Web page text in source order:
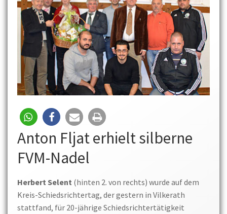
Anton Fljat erhielt silberne
FVM-Nadel
Herbert Selent (hinten 2. von rechts) wurde auf dem
Kreis-Schiedsrichtertag, der gestern in Vilkerath
stattfand, für 20-jährige Schiedsrichtertätigkeit